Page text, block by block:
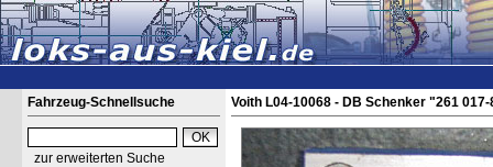
Fahrzeug-Schnellsuche
zur erweiterten Suche
Voith L04-10068 - DB Schenker "261